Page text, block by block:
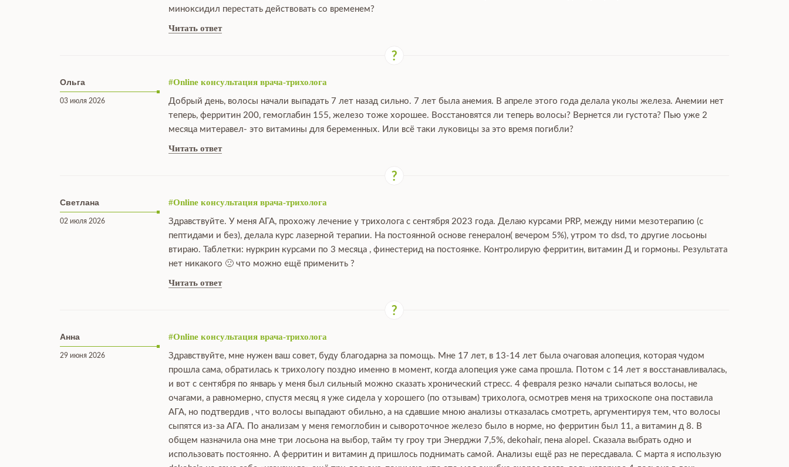
миноксидил перестать действовать со временем?
Читать ответ
Ольга
03 июля 2026
#Online консультация врача-трихолога
Добрый день, волосы начали выпадать 7 лет назад сильно. 7 лет была анемия. В апреле этого года делала уколы железа. Анемии нет
теперь, ферритин 200, гемоглабин 155, железо тоже хорошее. Восстановятся ли теперь волосы? Вернется ли густота? Пью уже 2
месяца митеравел- это витамины для беременных. Или всё таки луковицы за это время погибли?
Читать ответ
Светлана
02 июля 2026
#Online консультация врача-трихолога
Здравствуйте. У меня АГА, прохожу лечение у трихолога с сентября 2023 года. Делаю курсами PRP, между ними мезотерапию (с
пептидами и без), делала курс лазерной терапии. На постоянной основе генералон( вечером 5%), утром то dsd, то другие лосьоны
втираю. Таблетки: нуркрин курсами по 3 месяца , финестерид на постоянке. Контролирую ферритин, витамин Д и гормоны. Результата
нет никакого 🙁 что можно ещё применить ?
Читать ответ
Анна
29 июня 2026
#Online консультация врача-трихолога
Здравствуйте, мне нужен ваш совет, буду благодарна за помощь. Мне 17 лет, в 13-14 лет была очаговая алопеция, которая чудом
прошла сама, обратилась к трихологу поздно именно в момент, когда алопеция уже сама прошла. Потом с 14 лет я восстанавливалась,
и вот с сентября по январь у меня был сильный можно сказать хронический стресс. 4 февраля резко начали сыпаться волосы, не
очагами, а равномерно, спустя месяц я уже сидела у хорошего (по отзывам) трихолога, осмотрев меня на трихоскопе она поставила
АГА, но подтвердив , что волосы выпадают обильно, а на сдавшие мною анализы отказалась смотреть, аргументируя тем, что волосы
сыпятся из-за АГА. По анализам у меня гемоглобин и сывороточное железо было в норме, но ферритин был 11, а витамин д 8. В
общем назначила она мне три лосьона на выбор, тайм ту гроу три Энерджи 7,5%, dekohair, пена alopel. Сказала выбрать одно и
использовать постоянно. А ферритин и витамин д пришлось поднимать самой. Анализы ещё раз не пересдавала. С марта я использую